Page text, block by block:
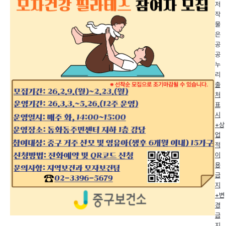
저
작
물
은
공
공
누
리
출
처
표
시
+상
업
적
이
용
금
지
+변
경
금